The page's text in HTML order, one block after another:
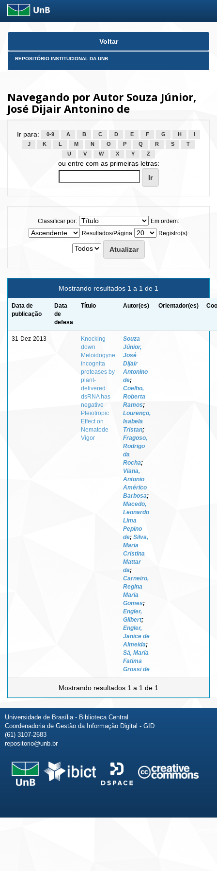
Skip
Voltar
REPOSITÓRIO INSTITUCIONAL DA UNB
Navegando por Autor Souza Júnior,
José Dijair Antonino de
Ir para: 0-9 A B C D E F G H
J
K L M N O P Q R S
T
U
V W X Y Z
ou entre com as primeiras letras:
Classificar por:
Em ordem:
Resultados/Página
Registro(s):
Mostrando resultados 1 a 1 de 1
Data de
publicação
Data
de
defesa
Título Autor(es) Orientador(es)
31-Dez-2013 -
Knocking-
down
Meloidogyne
incognita
proteases by
plant-
delivered
dsRNA has
negative
Pleiotropic
Effect on
Nematode
Vigor
Souza
Júnior,
José
Dijair
Antonino
de;
Coelho,
Roberta
Ramos;
Lourenço,
Isabela
Tristan;
Fragoso,
Rodrigo
da
Rocha;
Viana,
Antonio
Américo
Barbosa;
Macedo,
Leonardo
Lima
Pepino
de; Silva,
Maria
Cristina
Mattar
da;
Carneiro,
Regina
Maria
Gomes;
Engler,
Gilbert;
Engler,
Janice de
Almeida;
Sá, Maria
Fatima
Grossi de
- -
Mostrando resultados 1 a 1 de 1
Universidade de Brasília - Biblioteca Central
Coordenadoria de Gestão da Informação Digital - GID
(61) 3107-2683
repositorio@unb.br